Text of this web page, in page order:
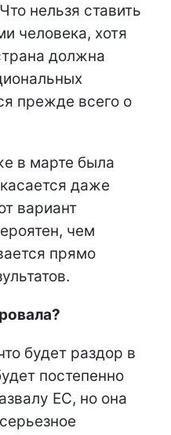
нельзя ставить
человека, хотя
должна
прежде всего о
в марте была
даже
вариант
чем
прямо
будет раздор в
постепенно
ЕС, но она